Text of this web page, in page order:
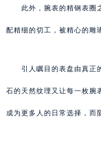
此外，腕表的精钢表圈之
配精细的切工，被精心的雕
引人瞩目的表盘由真正的
石的天然纹理又让每一枚腕
成为更多人的日常选择，而